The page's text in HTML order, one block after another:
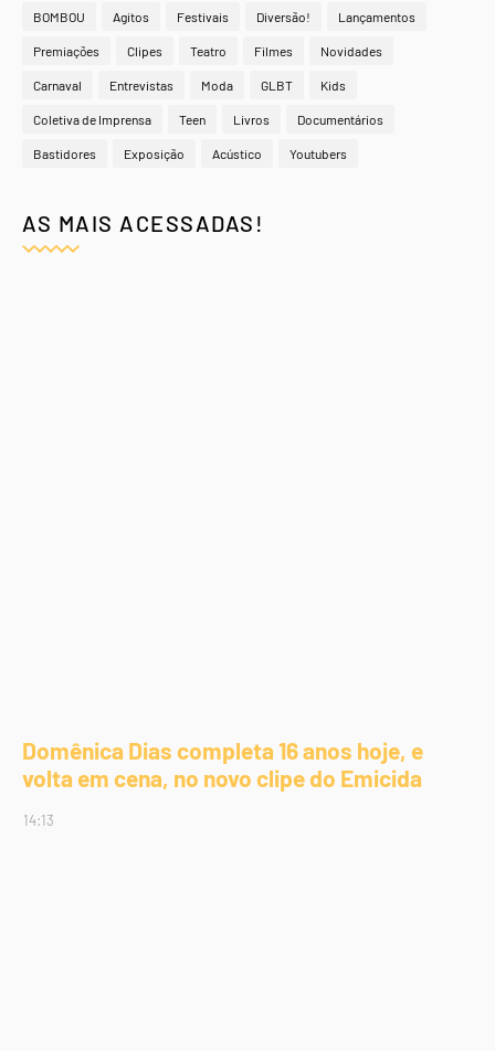
BOMBOU Agitos Festivais Diversão! Lançamentos
Premiações Clipes Teatro Filmes Novidades
Carnaval Entrevistas Moda GLBT Kids
Coletiva de Imprensa Teen Livros Documentários
Bastidores Exposição Acústico Youtubers
AS MAIS ACESSADAS!
Domênica Dias completa 16 anos hoje, e
volta em cena, no novo clipe do Emicida
14:13